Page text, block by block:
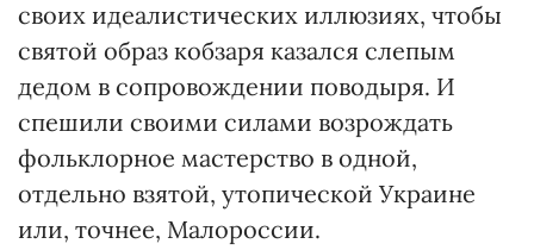
своих идеалистических иллюзиях, чтобы
святой образ кобзаря казался слепым
дедом в сопровождении поводыря. И
спешили своими силами возрождать
фольклорное мастерство в одной,
отдельно взятой, утопической Украине
или, точнее, Малороссии.